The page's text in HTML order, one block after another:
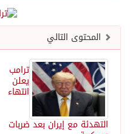
المحتوى التالي
ترامب
يعلن
انتهاء
التهدئة مع إيران بعد ضربات